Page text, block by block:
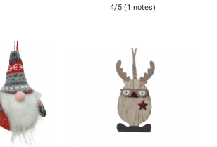
4/5 (1 notes)